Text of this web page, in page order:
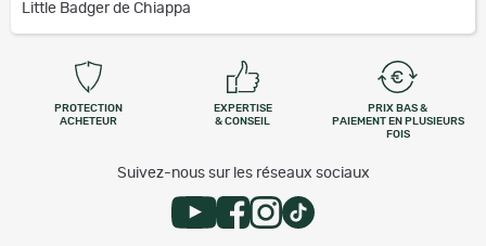
Little Badger de Chiappa
PROTECTION
ACHETEUR
EXPERTISE
& CONSEIL
PRIX BAS &
PAIEMENT EN PLUSIEURS
FOIS
Suivez-nous sur les réseaux sociaux